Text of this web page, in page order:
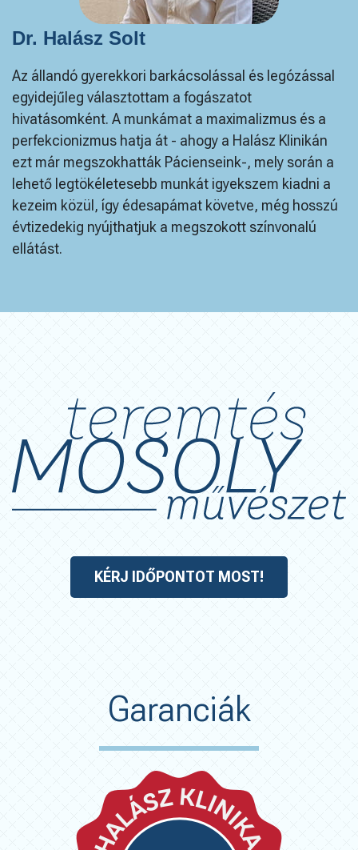
Dr. Halász Solt
Az állandó gyerekkori barkácsolással és legózással
egyidejűleg választottam a fogászatot
hivatásomként. A munkámat a maximalizmus és a
perfekcionizmus hatja át - ahogy a Halász Klinikán
ezt már megszokhatták Pácienseink-, mely során a
lehető legtökéletesebb munkát igyekszem kiadni a
kezeim közül, így édesapámat követve, még hosszú
évtizedekig nyújthatjuk a megszokott színvonalú
ellátást.
KÉRJ IDŐPONTOT MOST!
Garanciák